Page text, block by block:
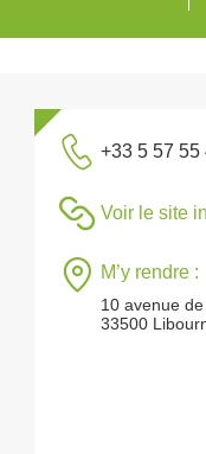
+33 5 57 55
Voir le site
M’y rendre :
10 avenue
33500